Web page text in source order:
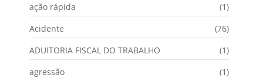
ação rápida
(1)
Acidente
(76)
ADUITORIA FISCAL DO TRABALHO
(1)
agressão
(1)